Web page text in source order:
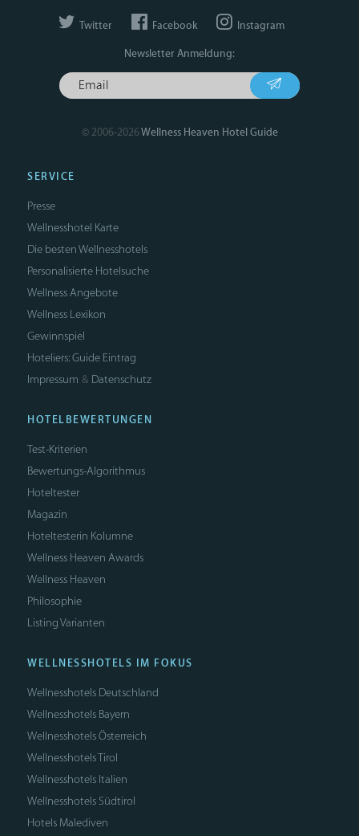
Twitter Facebook Instagram
Newsletter Anmeldung:
© 2006-2026Wellness Heaven Hotel Guide
SERVICE
Presse
Wellnesshotel Karte
Die besten Wellnesshotels
Personalisierte Hotelsuche
Wellness Angebote
Wellness Lexikon
Gewinnspiel
Hoteliers: Guide Eintrag
Impressum & Datenschutz
HOTELBEWERTUNGEN
Test-Kriterien
Bewertungs-Algorithmus
Hoteltester
Magazin
Hoteltesterin Kolumne
Wellness Heaven Awards
Wellness Heaven
Philosophie
Listing Varianten
WELLNESSHOTELS IM FOKUS
Wellnesshotels Deutschland
Wellnesshotels Bayern
Wellnesshotels Österreich
Wellnesshotels Tirol
Wellnesshotels Italien
Wellnesshotels Südtirol
Hotels Malediven